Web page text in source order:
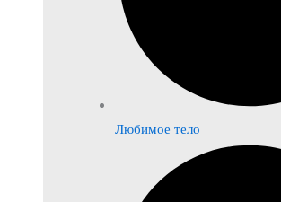
Любимое тело